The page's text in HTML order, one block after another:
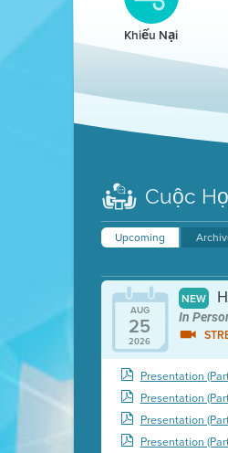
Clean HEET helps
replace wood-
Khiếu Nại
Cuộc
Upcoming
AUG
25
2026
NEW
In
Presentation
Presentation
Presentation
Presentation